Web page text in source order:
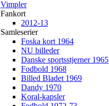
Vimpler
Fankort
2012-13
Samleserier
Foska kort 1964
NU billeder
Danske sportsstjerner 1965
Fodbold 1968
Billed Bladet 1969
Dandy 1970
Koral-kapsler